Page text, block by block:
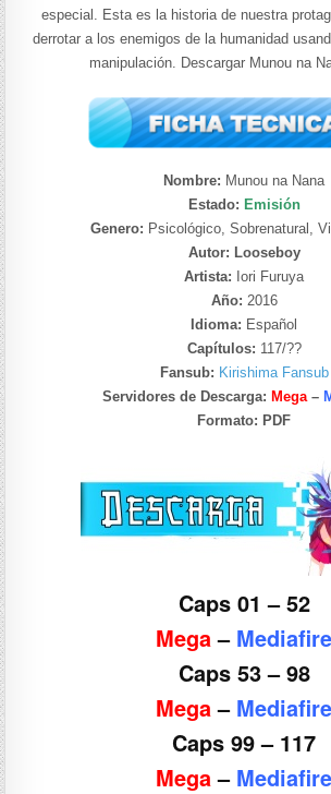
especial. Esta es la historia de nuestra
derrotar a los enemigos de la humanidad
manipulación. Descargar Munou na
Nombre: Munou na Nana
Estado: Emisión
Genero: Psicológico, Sobrenatural,
Autor: Looseboy
Artista: Iori Furuya
Año: 2016
Idioma: Español
Capítulos: 117/??
Fansub: Kirishima Fansub
Servidores de Descarga: Mega –
Formato: PDF
Caps 01 – 52
Mega – Mediafire
Caps 53 – 98
Mega – Mediafire
Caps 99 – 117
Mega – Mediafire